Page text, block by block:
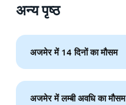
अन्य पृष्ठ
अजमेर में 14 दिनों का मौसम
अजमेर में लम्बी अवधि का मौसम